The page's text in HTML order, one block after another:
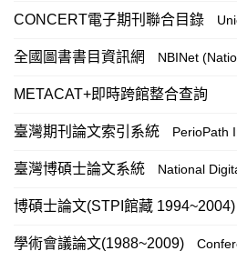
CONCERT電子期刊聯合目錄
全國圖書書目資訊網 NBINet
METACAT+即時跨館整合查詢
臺灣期刊論文索引系統 PerioPath
臺灣博碩士論文系統 National
博碩士論文(STPI館藏 1994~2004)
學術會議論文(1988~2009)